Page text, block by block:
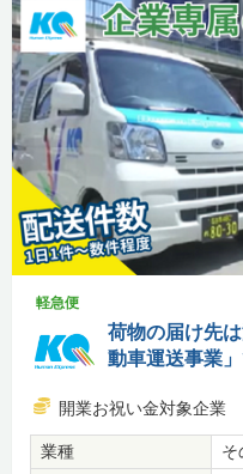
軽急便
荷物の届け先
動車運送事業
開業お祝い金対象企業
業種
そ